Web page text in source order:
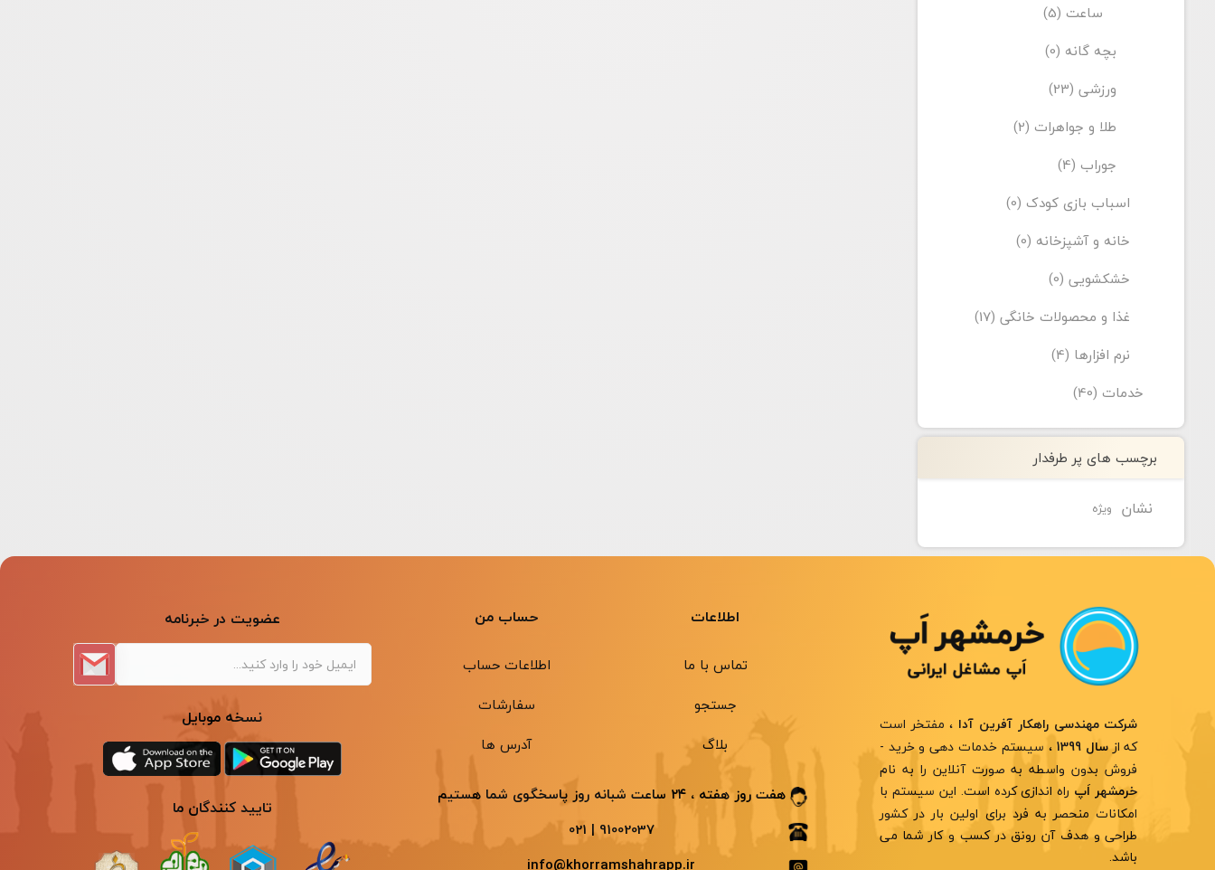
ساعت (5)
بچه گانه (0)
ورزشی (23)
طلا و جواهرات (2)
جوراب (4)
اسباب بازی کودک (0)
خانه و آشپزخانه (0)
خشکشویی (0)
غذا و محصولات خانگی (17)
نرم افزارها (4)
خدمات (40)
برچسب های پر طرفدار
نشان ویژه
شرکت مهندسی راهکار آفرین آدا ، مفتخر است
که ازسال 1399
، سیستم خدمات دهی و خرید -
فروش بدون واسطه به صورت آنلاین را به نام
خرمشهر اَپ راه اندازی کرده است. این سیستم با
امکانات منحصر به فرد برای اولین بار در کشور
طراحی و هدف آن رونق در کسب و کار شما می
باشد.
اطلاعات
تماس با ما
جستجو
بلاگ
حساب من
اطلاعات حساب
سفارشات
آدرس ها
عضویت در خبرنامه
نسخه موبایل
تایید کنندگان ما
هفت روز هفته ، ۲۴ ساعت شبانه ‌روز پاسخگوی شما هستیم
91002037 | 021
info@khorramshahrapp.ir